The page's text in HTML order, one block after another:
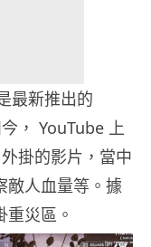
最新推出的
， YouTube 上
掛的影片，當中
敵人血量等。據
災區。